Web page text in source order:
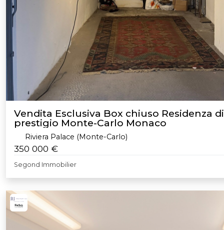
Vendita Esclusiva Box chiuso Residenza di
prestigio Monte-Carlo Monaco
Riviera Palace (Monte-Carlo)
350 000 €
Segond Immobilier